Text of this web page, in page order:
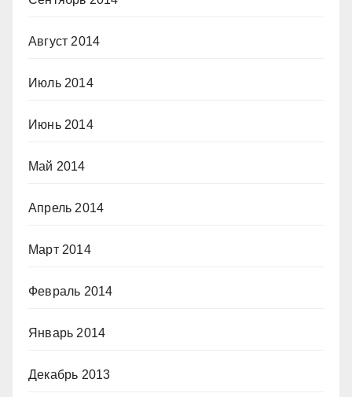
Август 2014
Июль 2014
Июнь 2014
Май 2014
Апрель 2014
Март 2014
Февраль 2014
Январь 2014
Декабрь 2013